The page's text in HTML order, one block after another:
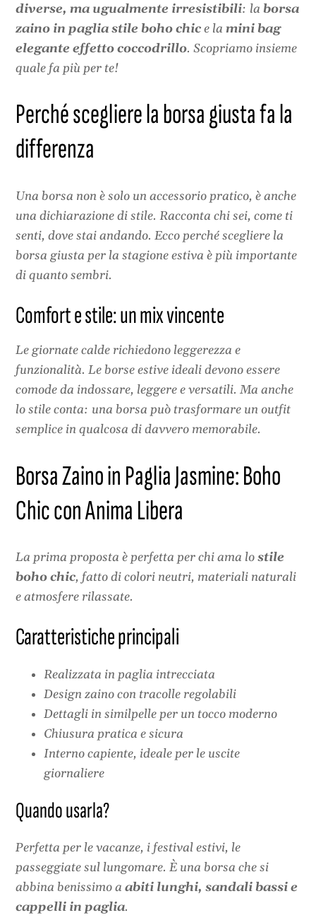
diverse, ma ugualmente irresistibili: la borsa
zaino in paglia stile boho chice la mini bag
elegante effetto coccodrillo. Scopriamo insieme
quale fa più per te!
Perché scegliere la borsa giusta fa la
differenza
Una borsa non è solo un accessorio pratico, è anche
una dichiarazione di stile. Racconta chi sei, come ti
senti, dove stai andando. Ecco perché scegliere la
borsa giusta per la stagione estiva è più importante
di quanto sembri.
Comfort e stile: un mix vincente
Le giornate calde richiedono leggerezza e
funzionalità. Le borse estive ideali devono essere
comode da indossare, leggere e versatili. Ma anche
lo stile conta: una borsa può trasformare un outfit
semplice in qualcosa di davvero memorabile.
Borsa Zaino in Paglia Jasmine: Boho
Chic con Anima Libera
La prima proposta è perfetta per chi ama lostile
boho chic, fatto di colori neutri, materiali naturali
e atmosfere rilassate.
Caratteristiche principali
Realizzata in paglia intrecciata
Design zaino con tracolle regolabili
Dettagli in similpelle per un tocco moderno
Chiusura pratica e sicura
Interno capiente, ideale per le uscite
giornaliere
Quando usarla?
Perfetta per le vacanze, i festival estivi, le
passeggiate sul lungomare. È una borsa che si
abbina benissimo a abiti lunghi, sandali bassi e
cappelli in paglia.